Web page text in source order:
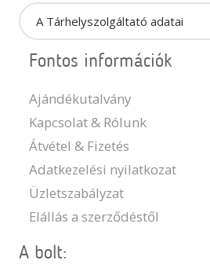
A Tárhelyszolgáltató adatai
Fontos információk
Ajándékutalvány
Kapcsolat & Rólunk
Átvétel & Fizetés
Adatkezelési nyilatkozat
Üzletszabályzat
Elállás a szerződéstől
A bolt: